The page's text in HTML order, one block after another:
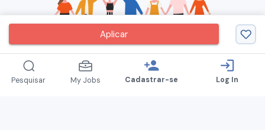
Aplicar
Pesquisar My Jobs
person_add
Cadastrar-se
login
Log In